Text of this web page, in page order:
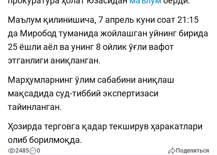
Маълум қилинишича, 7 апрель куни соат 21:15
да Миробод туманида жойлашган уйнинг бирида
25 ёшли аёл ва унинг 8 ойлик ўғли вафот
этганлиги аниқланган.
Марҳумларнинг ўлим сабабини аниқлаш
мақсадида суд-тиббий экспертизаси
тайинланган.
Ҳозирда терговга қадар текширув ҳаракатлари
олиб борилмоқда.
2485 0 Поделиться